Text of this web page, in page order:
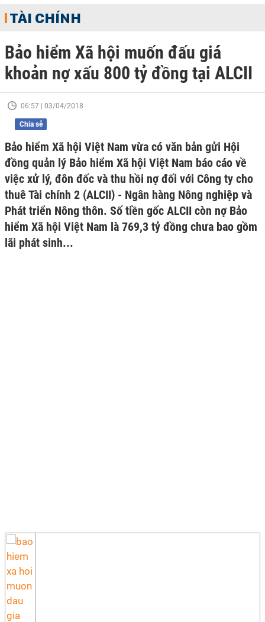
TÀI CHÍNH
Bảo hiểm Xã hội muốn đấu giá
khoản nợ xấu 800 tỷ đồng tại ALCII
06:57 | 03/04/2018
Chia sẻ
Bảo hiểm Xã hội Việt Nam vừa có văn bản gửi Hội
đồng quản lý Bảo hiểm Xã hội Việt Nam báo cáo về
việc xử lý, đôn đốc và thu hồi nợ đối với Công ty cho
thuê Tài chính 2 (ALCII) - Ngân hàng Nông nghiệp và
Phát triển Nông thôn. Số tiền gốc ALCII còn nợ Bảo
hiểm Xã hội Việt Nam là 769,3 tỷ đồng chưa bao gồm
lãi phát sinh...